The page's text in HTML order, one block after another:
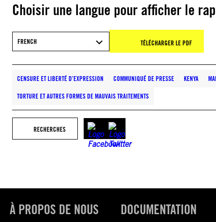
Choisir une langue pour afficher le
FRENCH TÉLÉCHARGER LE PDF
CENSURE ET LIBERTÉ D’EXPRESSION COMMUNIQUÉ DE PRESSE KENYA
TORTURE ET AUTRES FORMES DE MAUVAIS TRAITEMENTS
RECHERCHES
À PROPOS DE NOUS DOCUMENTATION